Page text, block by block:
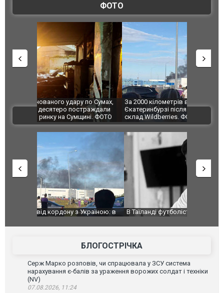
ФОТО
За 2000 кілометрів від кордону з Україною: в
Єкатеринбурзі після атаки дронів загорівся
склад Wildberries. ФОТО. ВІДЕО
"Мої
ВІДЕО
В Таїланді футболіст загинув від удару
постраждали. ВІДЕО
БЛОГОСТРІЧКА
Серж Марко розповів, чи спрацювала у ЗСУ система
нарахування є-балів за ураження ворожих солдат і техніки
(NV)
07.08.2026, 11:24